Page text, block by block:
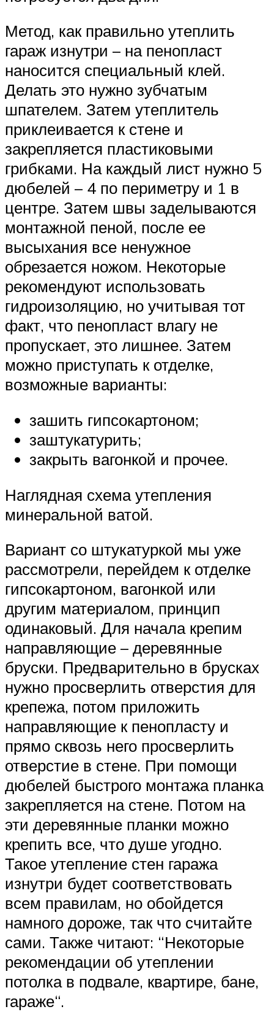
Метод, как правильно утеплить
гараж изнутри – на пенопласт
наносится специальный клей.
Делать это нужно зубчатым
шпателем. Затем утеплитель
приклеивается к стене и
закрепляется пластиковыми
грибками. На каждый лист нужно 5
дюбелей – 4 по периметру и 1 в
центре. Затем швы заделываются
монтажной пеной, после ее
высыхания все ненужное
обрезается ножом. Некоторые
рекомендуют использовать
гидроизоляцию, но учитывая тот
факт, что пенопласт влагу не
пропускает, это лишнее. Затем
можно приступать к отделке,
возможные варианты:
зашить гипсокартоном;
заштукатурить;
закрыть вагонкой и прочее.
Наглядная схема утепления
минеральной ватой.
Вариант со штукатуркой мы уже
рассмотрели, перейдем к отделке
гипсокартоном, вагонкой или
другим материалом, принцип
одинаковый. Для начала крепим
направляющие – деревянные
бруски. Предварительно в брусках
нужно просверлить отверстия для
крепежа, потом приложить
направляющие к пенопласту и
прямо сквозь него просверлить
отверстие в стене. При помощи
дюбелей быстрого монтажа планка
закрепляется на стене. Потом на
эти деревянные планки можно
крепить все, что душе угодно.
Такое утепление стен гаража
изнутри будет соответствовать
всем правилам, но обойдется
намного дороже, так что считайте
сами. Также читают: “Некоторые
рекомендации об утеплении
потолка в подвале, квартире, бане,
гараже“.